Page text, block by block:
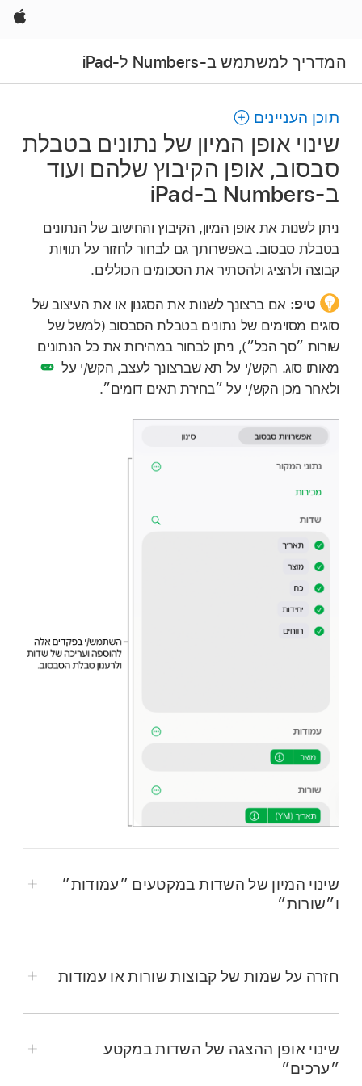
Apple
המדריך למשתמש ב-Numbers ל-iPad
תוכן העניינים
שינוי אופן המיון של נתונים בטבלת
סבסוב, אופן הקיבוץ שלהם ועוד
ב-Numbers ב-iPad
ניתן לשנות את אופן המיון, הקיבוץ והחישוב של הנתונים
בטבלת סבסוב. באפשרותך גם לבחור לחזור על תוויות
קבוצה ולהציג ולהסתיר את הסכומים הכוללים.
טיפ: אם ברצונך לשנות את הסגנון או את העיצוב של
סוגים מסוימים של נתונים בטבלת הסבסוב (למשל של
שורות ״סך הכל״), ניתן לבחור במהירות את כל הנתונים
מאותו סוג. הקש/י על תא שברצונך לעצב, הקש/י על
ולאחר מכן הקש/י על ״בחירת תאים דומים״.
שינוי המיון של השדות במקטעים ״עמודות״
ו״שורות״
לעבור אל היישום Numbers
חזרה על שמות של קבוצות שורות או עמודות
שינוי אופן ההצגה של השדות במקטע
״ערכים״